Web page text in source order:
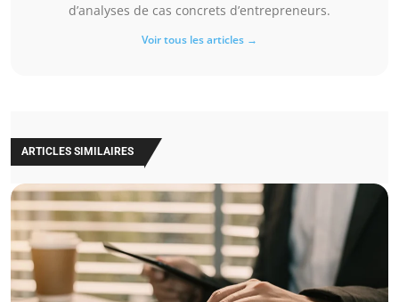
d’analyses de cas concrets d’entrepreneurs.
Voir tous les articles →
ARTICLES SIMILAIRES